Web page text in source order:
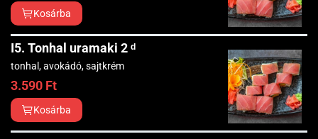
Kosárba
I5. Tonhal uramaki 2 ᵈ
tonhal, avokádó, sajtkrém
3.590 Ft
Kosárba